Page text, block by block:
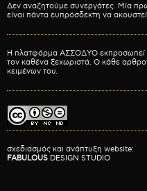
Δεν αναζητούμε συνεργάτες. Μία
είναι πάντα ευπρόσδεκτη να
Η πλατφόρμα ΑΣΣΟΔΥΟ εκπροσωπεί
τον καθένα ξεχωριστά. Ο κάθε
κειμένων του.
σχεδιασμός και ανάπτυξη website:
FABULOUS DESIGN STUDIO